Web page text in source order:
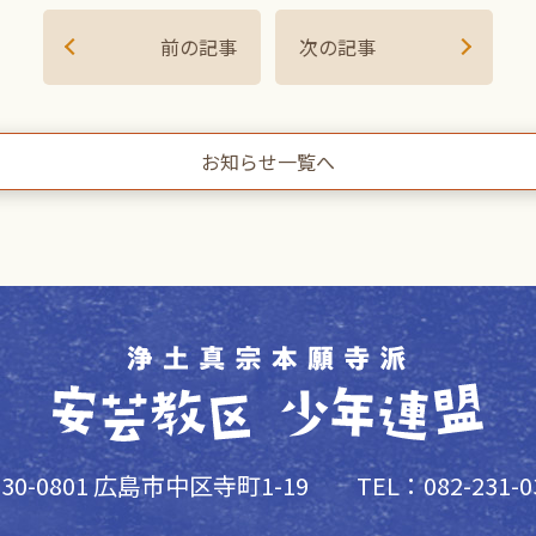
前の記事 次の記事
お知らせ一覧へ
0801 広島市中区寺町1-19 TEL：082-231-